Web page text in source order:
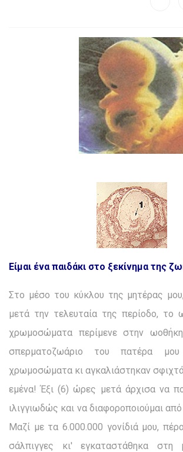
Είμαι ένα παιδάκι στο ξεκίνημα της
Στο μέσο του κύκλου της μητέρας
μετά την τελευταία της περίοδο, το
χρωμοσώματα περίμενε στην
σπερματοζωάριο του πατέρα
χρωμοσώματα κι αγκαλιάστηκαν
εμένα! Έξι (6) ώρες μετά άρχισα να
ιλιγγιωδώς και να διαφοροποιούμαι
Μαζί με τα 6.000.000 γονίδιά μου,
σάλπιγγες κι' εγκαταστάθηκα